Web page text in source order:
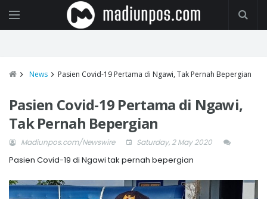
News Pasien Covid-19 Pertama di Ngawi, Tak Pernah Bepergian
Pasien Covid-19 Pertama di Ngawi,
Tak Pernah Bepergian
Madiunpos.com/Newswire Saturday, 2 May 2020
Pasien Covid-19 di Ngawi tak pernah bepergian